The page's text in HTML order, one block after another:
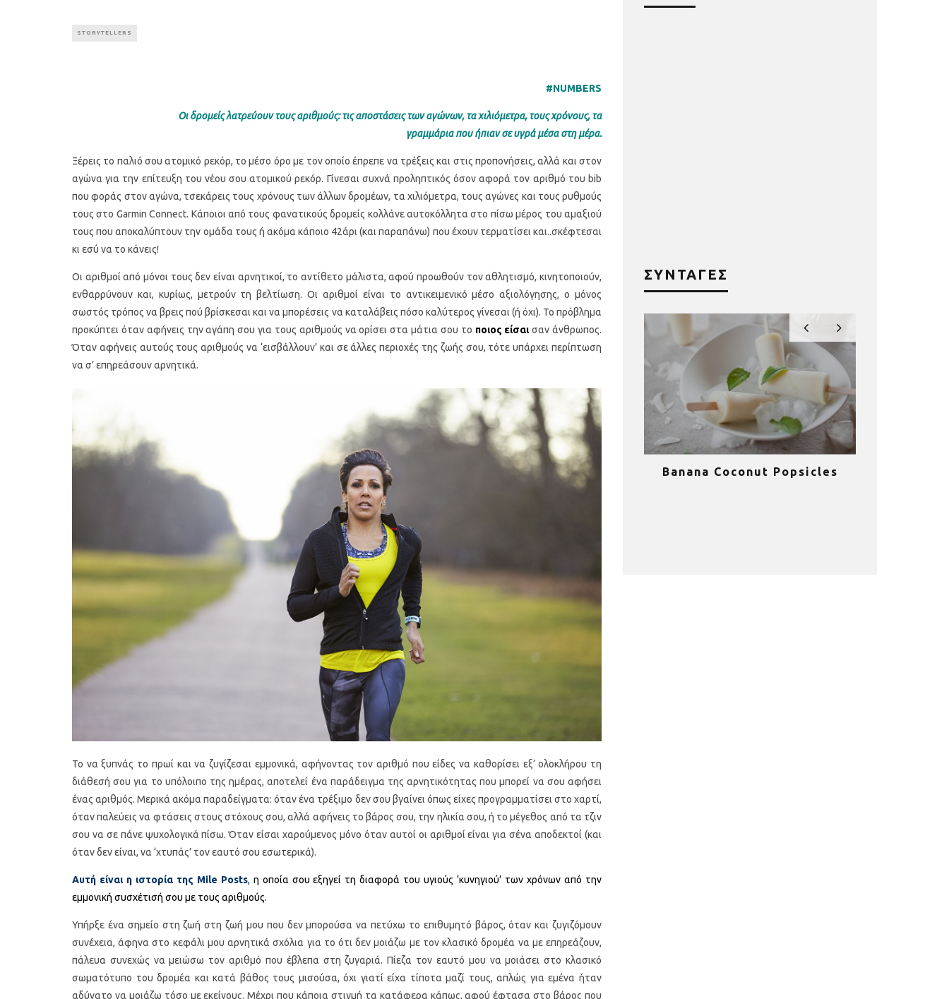
STORYTELLERS
#NUMBERS
Οι δρομείς λατρεύουν τους αριθμούς: τις αποστάσεις των αγώνων, τα χιλιόμετρα, τους χρόνους, τα
γραμμάρια που ήπιαν σε υγρά μέσα στη μέρα.
Ξέρεις το παλιό σου ατομικό ρεκόρ, το μέσο όρο με τον οποίο έπρεπε να τρέξεις και στις προπονήσεις, αλλά και στον
αγώνα για την επίτευξη του νέου σου ατομικού ρεκόρ. Γίνεσαι συχνά προληπτικός όσον αφορά τον αριθμό του bib
που φοράς στον αγώνα, τσεκάρεις τους χρόνους των άλλων δρομέων, τα χιλιόμετρα, τους αγώνες και τους ρυθμούς
τους στο Garmin Connect. Κάποιοι από τους φανατικούς δρομείς κολλάνε αυτοκόλλητα στο πίσω μέρος του αμαξιού
τους που αποκαλύπτουν την ομάδα τους ή ακόμα κάποιο 42άρι (και παραπάνω) που έχουν τερματίσει και..σκέφτεσαι
κι εσύ να το κάνεις!
Οι αριθμοί από μόνοι τους δεν είναι αρνητικοί, το αντίθετο μάλιστα, αφού προωθούν τον αθλητισμό, κινητοποιούν,
ενθαρρύνουν και, κυρίως, μετρούν τη βελτίωση. Οι αριθμοί είναι το αντικειμενικό μέσο αξιολόγησης, ο μόνος
σωστός τρόπος να βρεις πού βρίσκεσαι και να μπορέσεις να καταλάβεις πόσο καλύτερος γίνεσαι (ή όχι). Το πρόβλημα
προκύπτει όταν αφήνεις την αγάπη σου για τους αριθμούς να ορίσει στα μάτια σου το ποιος είσαι σαν άνθρωπος.
Όταν αφήνεις αυτούς τους αριθμούς να ‘εισβάλλουν’ και σε άλλες περιοχές της ζωής σου, τότε υπάρχει περίπτωση
να σ’ επηρεάσουν αρνητικά.
Το να ξυπνάς το πρωί και να ζυγίζεσαι εμμονικά, αφήνοντας τον αριθμό που είδες να καθορίσει εξ’ ολοκλήρου τη
διάθεσή σου για το υπόλοιπο της ημέρας, αποτελεί ένα παράδειγμα της αρνητικότητας που μπορεί να σου αφήσει
ένας αριθμός. Μερικά ακόμα παραδείγματα: όταν ένα τρέξιμο δεν σου βγαίνει όπως είχες προγραμματίσει στο χαρτί,
όταν παλεύεις να φτάσεις στους στόχους σου, αλλά αφήνεις το βάρος σου, την ηλικία σου, ή το μέγεθος από τα τζιν
σου να σε πάνε ψυχολογικά πίσω. Όταν είσαι χαρούμενος μόνο όταν αυτοί οι αριθμοί είναι για σένα αποδεκτοί (και
όταν δεν είναι, να ‘χτυπάς’ τον εαυτό σου εσωτερικά).
Αυτή είναι η ιστορία της Mile Posts, η οποία σου εξηγεί τη διαφορά του υγιούς ‘κυνηγιού’ των χρόνων από την
εμμονική συσχέτισή σου με τους αριθμούς.
Υπήρξε ένα σημείο στη ζωή στη ζωή μου που δεν μπορούσα να πετύχω το επιθυμητό βάρος, όταν και ζυγιζόμουν
συνέχεια, άφηνα στο κεφάλι μου αρνητικά σχόλια για το ότι δεν μοιάζω με τον κλασικό δρομέα να με επηρεάζουν,
πάλευα συνεχώς να μειώσω τον αριθμό που έβλεπα στη ζυγαριά. Πίεζα τον εαυτό μου να μοιάσει στο κλασικό
σωματότυπο του δρομέα και κατά βάθος τους μισούσα, όχι γιατί είχα τίποτα μαζί τους, απλώς για εμένα ήταν
αδύνατο να μοιάζω τόσο με εκείνους. Μέχρι που κάποια στιγμή τα κατάφερα κάπως, αφού έφτασα στο βάρος που
ΣΥΝΤΑΓΕΣ
Υγιεινό κέικ λεμονιού με
παπαρουνόσπορο και μύρτιλα
Οι 4 πιο λαχταριστές βελουτέ
σούπες για τον χειμώνα
5 γρήγορα και υγιεινά σνακ Banana Coconut Popsicles